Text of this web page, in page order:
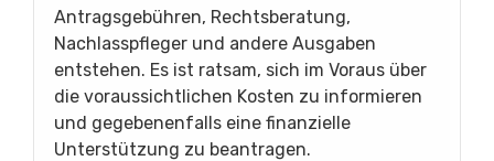
Antragsgebühren, Rechtsberatung,
Nachlasspfleger und andere Ausgaben
entstehen. Es ist ratsam, sich im Voraus über
die voraussichtlichen Kosten zu informieren
und gegebenenfalls eine finanzielle
Unterstützung zu beantragen.